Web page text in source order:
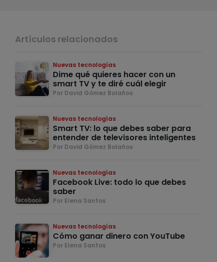
Artículos relacionados
Nuevas tecnologías
Dime qué quieres hacer con un
smart TV y te diré cuál elegir
Por David Gómez Bolaños
Nuevas tecnologías
Smart TV: lo que debes saber para
entender de televisores inteligentes
Por David Gómez Bolaños
Nuevas tecnologías
Facebook Live: todo lo que debes
saber
Por Elena Santos
Nuevas tecnologías
Cómo ganar dinero con YouTube
Por Elena Santos